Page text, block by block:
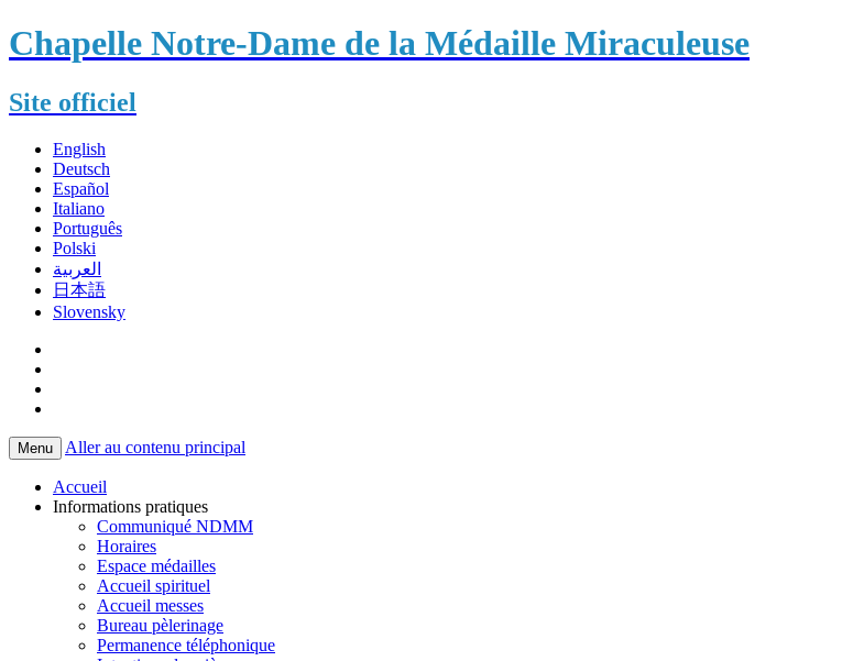
Chapelle Notre-Dame de la Médaille Miraculeuse
Site officiel
English
Deutsch
Español
Italiano
Português
Polski
العربية
日本語
Slovensky
Menu Aller au contenu principal
Accueil
Informations pratiques
Communiqué NDMM
Horaires
Espace médailles
Accueil spirituel
Accueil messes
Bureau pèlerinage
Permanence téléphonique